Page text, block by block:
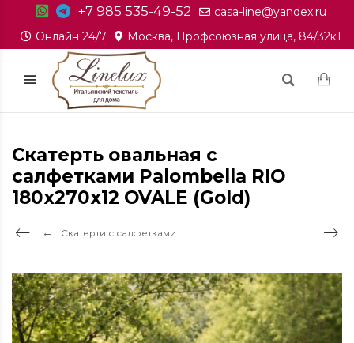
+7 985 535-49-52
casa-line@yandex.ru
Онлайн 24/7
Москва, Профсоюзная улица, 84/32к1
Скатерть овальная с
салфетками Palombella RIO
180x270x12 OVALE (Gold)
Скатерти с салфетками